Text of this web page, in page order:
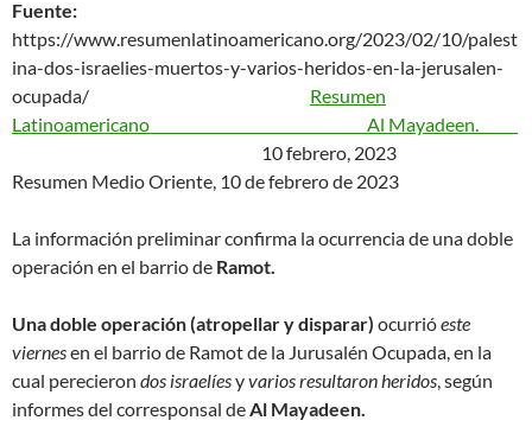
Fuente:
https://www.resumenlatinoamericano.org/2023/02/10/palest
ina-dos-israelies-muertos-y-varios-heridos-en-la-jerusalen-
ocupada/ Resumen
Latinoamericano Al Mayadeen.
10 febrero, 2023
Resumen Medio Oriente, 10 de febrero de 2023
La información preliminar confirma la ocurrencia de una doble
operación en el barrio de Ramot.
Una doble operación (atropellar y disparar) ocurrióeste
viernesen el barrio de Ramot de la Jurusalén Ocupada, en la
cual perecieron dos israelíesyvarios resultaron heridos, según
informes del corresponsal deAl Mayadeen.